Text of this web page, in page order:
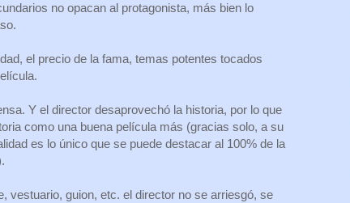
no opacan al protagonista, más bien lo
el precio de la fama, temas potentes tocados
Y el director desaprovechó la historia, por lo que
como una buena película más (gracias solo, a su
es lo único que se puede destacar al 100% de la
vestuario, guion, etc. el director no se arriesgó, se